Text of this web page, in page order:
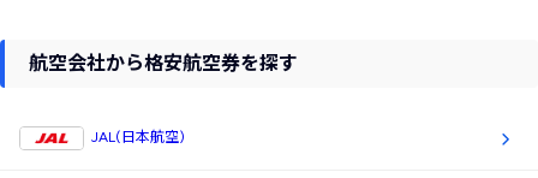
航空会社から格安航空券を探す
JAL(日本航空)